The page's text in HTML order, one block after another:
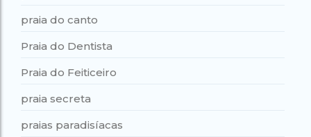
praia do canto
Praia do Dentista
Praia do Feiticeiro
praia secreta
praias paradisíacas